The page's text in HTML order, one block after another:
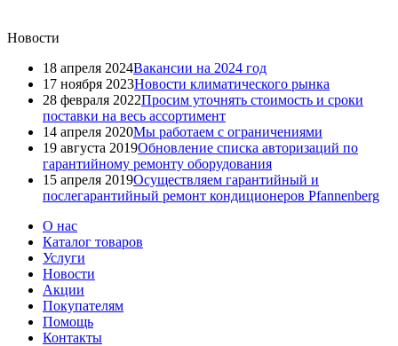
Новости
18 апреля 2024Вакансии на 2024 год
17 ноября 2023Новости климатического рынка
28 февраля 2022Просим уточнять стоимость и сроки
поставки на весь ассортимент
14 апреля 2020Мы работаем с ограничениями
19 августа 2019Обновление списка авторизаций по
гарантийному ремонту оборудования
15 апреля 2019Осуществляем гарантийный и
послегарантийный ремонт кондиционеров Pfannenberg
О нас
Каталог товаров
Услуги
Новости
Акции
Покупателям
Помощь
Контакты